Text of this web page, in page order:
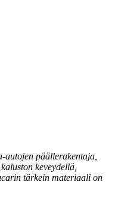
päällerakentaja,
keveydellä,
tärkein materiaali on